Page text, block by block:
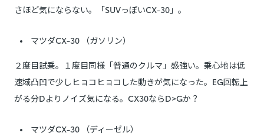
さほど気にならない。「SUVっぽいCX-30」。
マツダCX-30 （ガソリン）
２度目試乗。１度目同様「普通のクルマ」感強い。乗心地は低
速域凸凹で少しヒョコヒョコした動きが気になった。EG回転上
がる分Dよりノイズ気になる。CX30ならD>Gか？
マツダCX-30 （ディーゼル）